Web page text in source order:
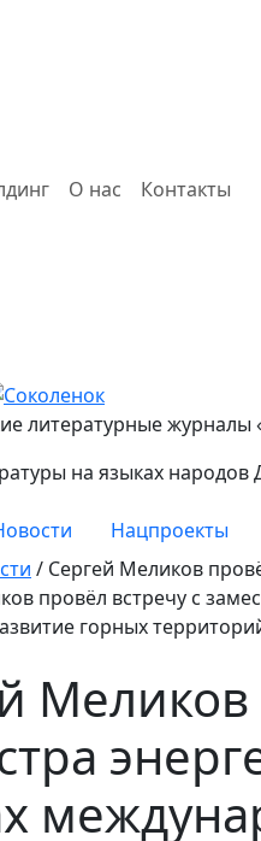
О нас Контакты
литературные
на языках народов
Нацпроекты
/ Сергей Меликов
Меликов